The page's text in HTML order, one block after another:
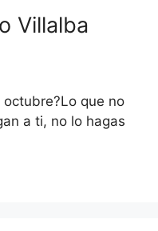
Villalba
octubre?Lo que no
a ti, no lo hagas